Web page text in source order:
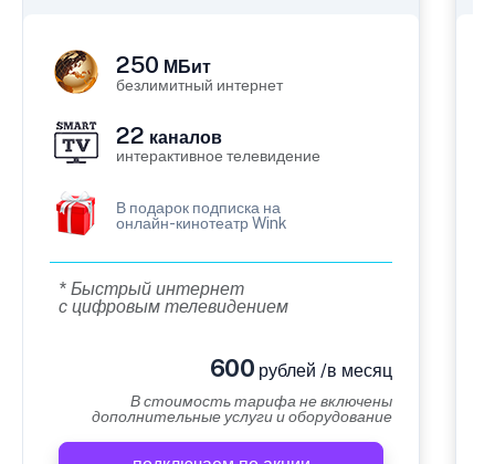
250 МБит
безлимитный интернет
22 каналов
интерактивное телевидение
В подарок подписка на
онлайн-кинотеатр Wink
* Быстрый интернет
с цифровым телевидением
600 рублей /в месяц
В стоимость тарифа не включены
дополнительные услуги и оборудование